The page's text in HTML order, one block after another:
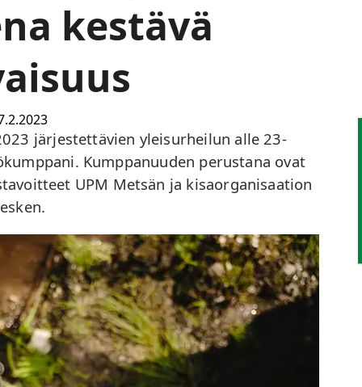
kestävä
järjestettävien yleisurheilun alle 23-
Kumppanuuden perustana ovat
UPM Metsän ja kisaorganisaation